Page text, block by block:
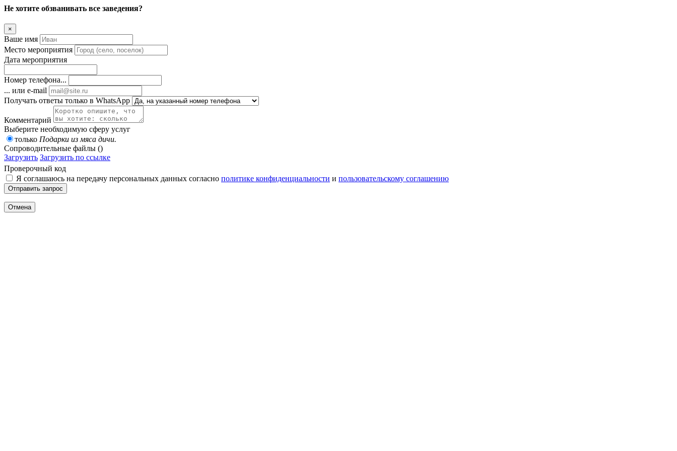
Не хотите обзванивать все заведения?
×
Ваше имя
Место мероприятия
Дата мероприятия
Номер телефона...
... или e-mail
Получать ответы только в WhatsApp
Комментарий
Выберите необходимую сферу услуг
только Подарки из мяса дичи.
Сопроводительные файлы ()
Загрузить Загрузить по ссылке
Проверочный код
Я соглашаюсь на передачу персональных данных согласно политике конфиденциальности и пользовательскому соглашению
Отправить запрос
Отмена